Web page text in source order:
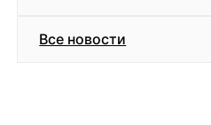
Все новости